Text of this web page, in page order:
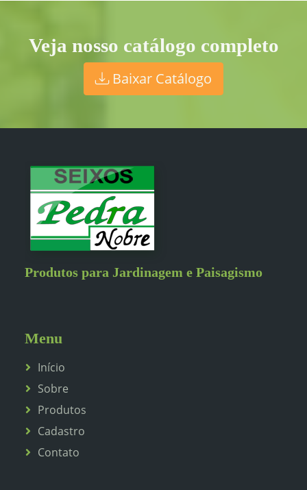
Veja nosso catálogo completo
Baixar Catálogo
Produtos para Jardinagem e Paisagismo
Menu
Início
Sobre
Produtos
Cadastro
Contato